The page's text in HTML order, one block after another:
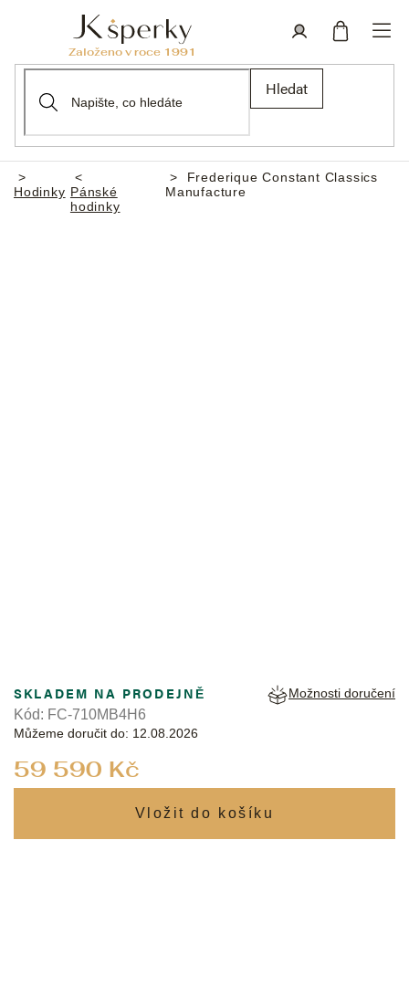
Hledat
Domů
Hodinky Pánské
hodinky
Frederique Constant Classics
Manufacture
59 590 Kč
SKLADEM NA PRODEJNĚ
Můžeme doručit do: 12.08.2026
Možnosti doručení
Kód: FC-710MB4H6